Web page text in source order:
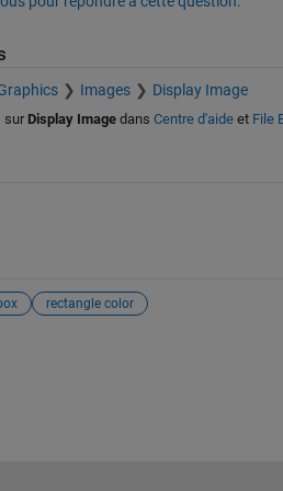
Images Display Image
sur Display Imagedans Centre d'aideet File
rectangle color